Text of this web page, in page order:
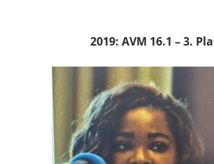
2019: AVM 16.1 – 3.